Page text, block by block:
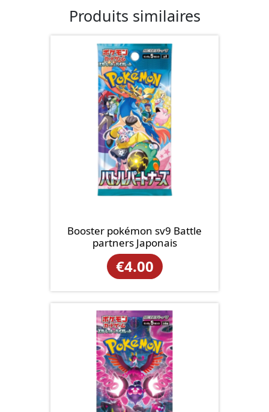
Produits similaires
Booster pokémon sv9 Battle
partners Japonais
€4.00